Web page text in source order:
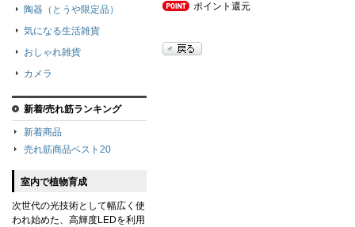
ポイント還元
陶器（とうや限定品）
気になる生活雑貨
おしゃれ雑貨
カメラ
新着/売れ筋ランキング
新着商品
売れ筋商品ベスト20
室内で植物育成
次世代の光技術として幅広く使
われ始めた、高輝度LEDを利用